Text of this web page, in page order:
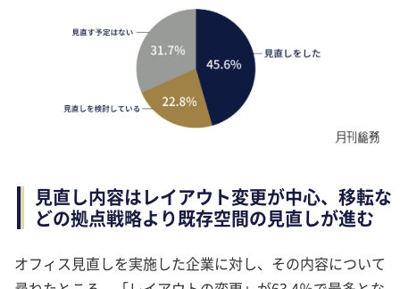
見直し内容はレイアウト変更が中心、移転な
どの拠点戦略より既存空間の見直しが進む
オフィス見直しを実施した企業に対し、その内容について